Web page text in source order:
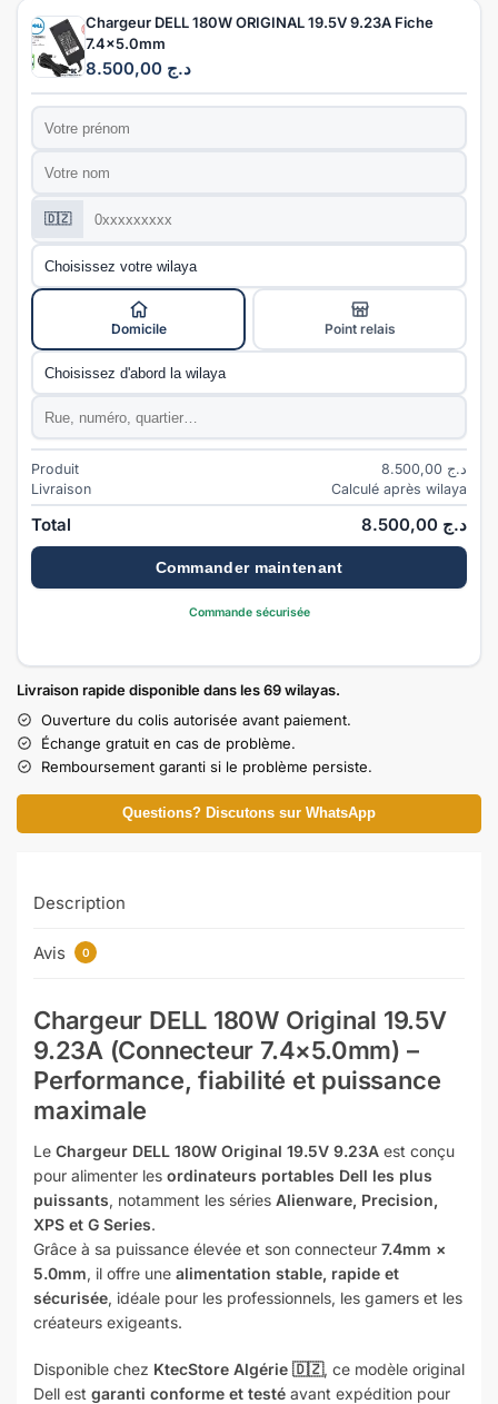
Chargeur DELL 180W ORIGINAL 19.5V 9.23A Fiche
7.4x5.0mm
د.ج
Prénom
Nom
Téléphone
🇩🇿
Wilaya
Mode de livraison
Domicile
Point relais
Commune
Adresse
Produit د.ج
Livraison
Calculé après wilaya
Total د.ج
Commander maintenant
Commande sécurisée
Livraison rapide disponible dans les 69 wilayas.
Ouverture du colis autorisée avant paiement.
Échange gratuit en cas de problème.
Remboursement garanti si le problème persiste.
Questions? Discutons sur WhatsApp
Description
Avis 0
Chargeur DELL 180W Original 19.5V
9.23A (Connecteur 7.4×5.0mm) –
Performance, fiabilité et puissance
maximale
Le Chargeur DELL 180W Original 19.5V 9.23A est conçu
pour alimenter les ordinateurs portables Dell les plus
puissants, notamment les séries Alienware, Precision,
XPS et G Series.
Grâce à sa puissance élevée et son connecteur 7.4mm ×
5.0mm, il offre une alimentation stable, rapide et
sécurisée, idéale pour les professionnels, les gamers et les
créateurs exigeants.
Disponible chez KtecStore Algérie 🇩🇿, ce modèle original
Dell est garanti conforme et testé avant expédition pour